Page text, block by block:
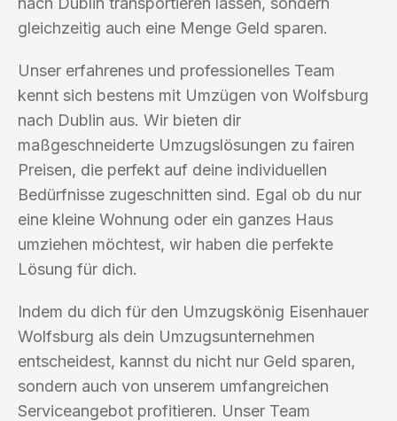
gleichzeitig auch eine Menge Geld sparen.
Unser erfahrenes und professionelles Team
kennt sich bestens mit Umzügen von Wolfsburg
nach Dublin aus. Wir bieten dir
maßgeschneiderte Umzugslösungen zu fairen
Preisen, die perfekt auf deine individuellen
Bedürfnisse zugeschnitten sind. Egal ob du nur
eine kleine Wohnung oder ein ganzes Haus
umziehen möchtest, wir haben die perfekte
Lösung für dich.
Indem du dich für den Umzugskönig Eisenhauer
Wolfsburg als dein Umzugsunternehmen
entscheidest, kannst du nicht nur Geld sparen,
sondern auch von unserem umfangreichen
Serviceangebot profitieren. Unser Team